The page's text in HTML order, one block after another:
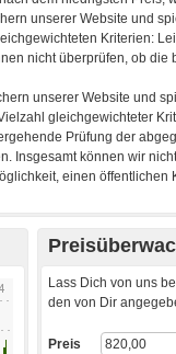
Lass Dich von uns
den von Dir
Preis